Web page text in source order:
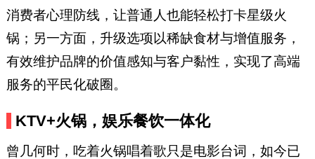
消费者心理防线，让普通人也能轻松打卡星级火
锅；另一方面，升级选项以稀缺食材与增值服务，
有效维护品牌的价值感知与客户黏性，实现了高端
服务的平民化破圈。
KTV+火锅，娱乐餐饮一体化
曾几何时，吃着火锅唱着歌只是电影台词，如今已